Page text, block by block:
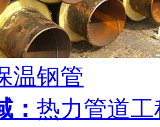
温钢管
： 热力管道工